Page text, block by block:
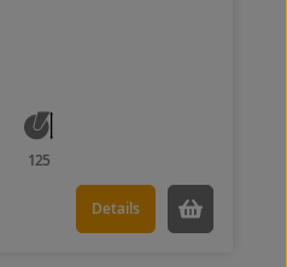
125
Details